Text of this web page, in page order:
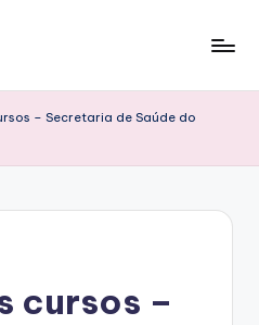
– Secretaria de Saúde do
cursos –